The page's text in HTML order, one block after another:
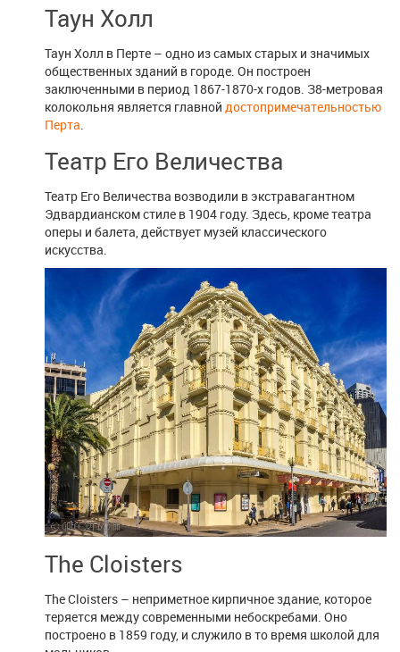
Таун Холл
Таун Холл в Перте – одно из самых старых и значимых
общественных зданий в городе. Он построен
заключенными в период 1867-1870-х годов. З8-метровая
колокольня является главной достопримечательностью
Перта.
Театр Его Величества
Театр Его Величества возводили в экстравагантном
Эдвардианском стиле в 1904 году. Здесь, кроме театра
оперы и балета, действует музей классического
искусства.
The Cloisters
The Cloisters – неприметное кирпичное здание, которое
теряется между современными небоскребами. Оно
построено в 1859 году, и служило в то время школой для